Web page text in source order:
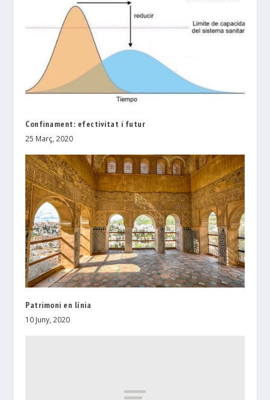
Confinament: efectivitat i futur
25 Març, 2020
Patrimoni en línia
10 Juny, 2020